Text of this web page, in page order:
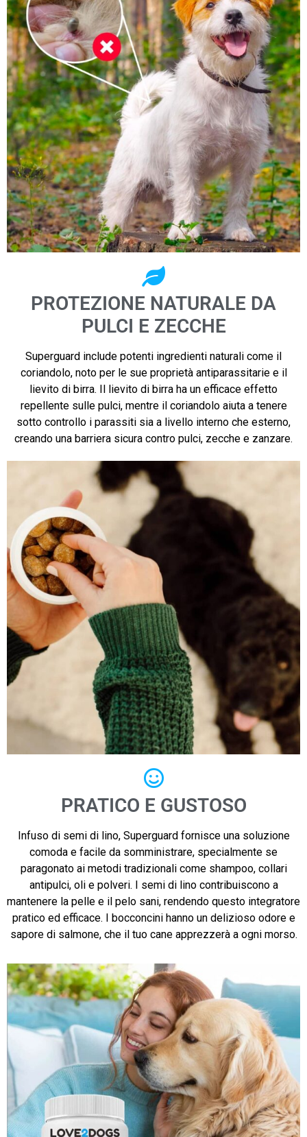
PROTEZIONE NATURALE DA
PULCI E ZECCHE
Superguard include potenti ingredienti naturali come il
coriandolo, noto per le sue proprietà antiparassitarie e il
lievito di birra. Il lievito di birra ha un efficace effetto
repellente sulle pulci, mentre il coriandolo aiuta a tenere
sotto controllo i parassiti sia a livello interno che esterno,
creando una barriera sicura contro pulci, zecche e zanzare.
PRATICO E GUSTOSO
Infuso di semi di lino, Superguard fornisce una soluzione
comoda e facile da somministrare, specialmente se
paragonato ai metodi tradizionali come shampoo, collari
antipulci, oli e polveri. I semi di lino contribuiscono a
mantenere la pelle e il pelo sani, rendendo questo integratore
pratico ed efficace. I bocconcini hanno un delizioso odore e
sapore di salmone, che il tuo cane apprezzerà a ogni morso.